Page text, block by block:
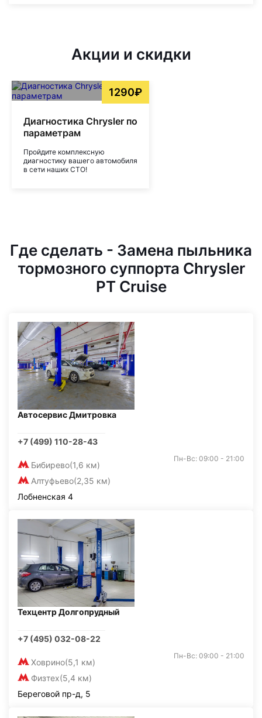
Акции и скидки
1290₽
Диагностика Chrysler по
параметрам
Пройдите комплексную
диагностику вашего автомобиля
в сети наших СТО!
Где сделать - Замена пыльника
тормозного суппорта Chrysler
PT Cruise
Автосервис Дмитровка
+7 (499) 110-28-43
Бибирево(1,6 км)
Алтуфьево(2,35 км)
Пн-Вс: 09:00 - 21:00
Лобненская 4
Техцентр Долгопрудный
+7 (495) 032-08-22
Ховрино(5,1 км)
Физтех(5,4 км)
Пн-Вс: 09:00 - 21:00
Береговой пр-д, 5